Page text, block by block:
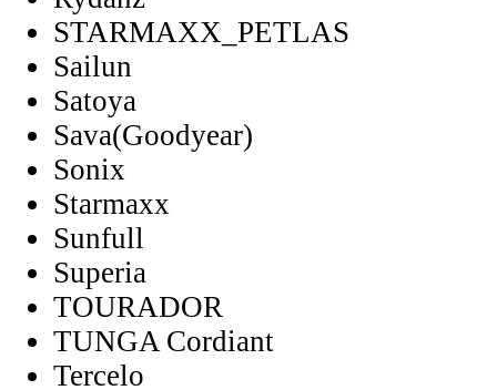
STARMAXX_PETLAS
Sailun
Satoya
Sava(Goodyear)
Sonix
Starmaxx
Sunfull
Superia
TOURADOR
TUNGA Cordiant
Tercelo